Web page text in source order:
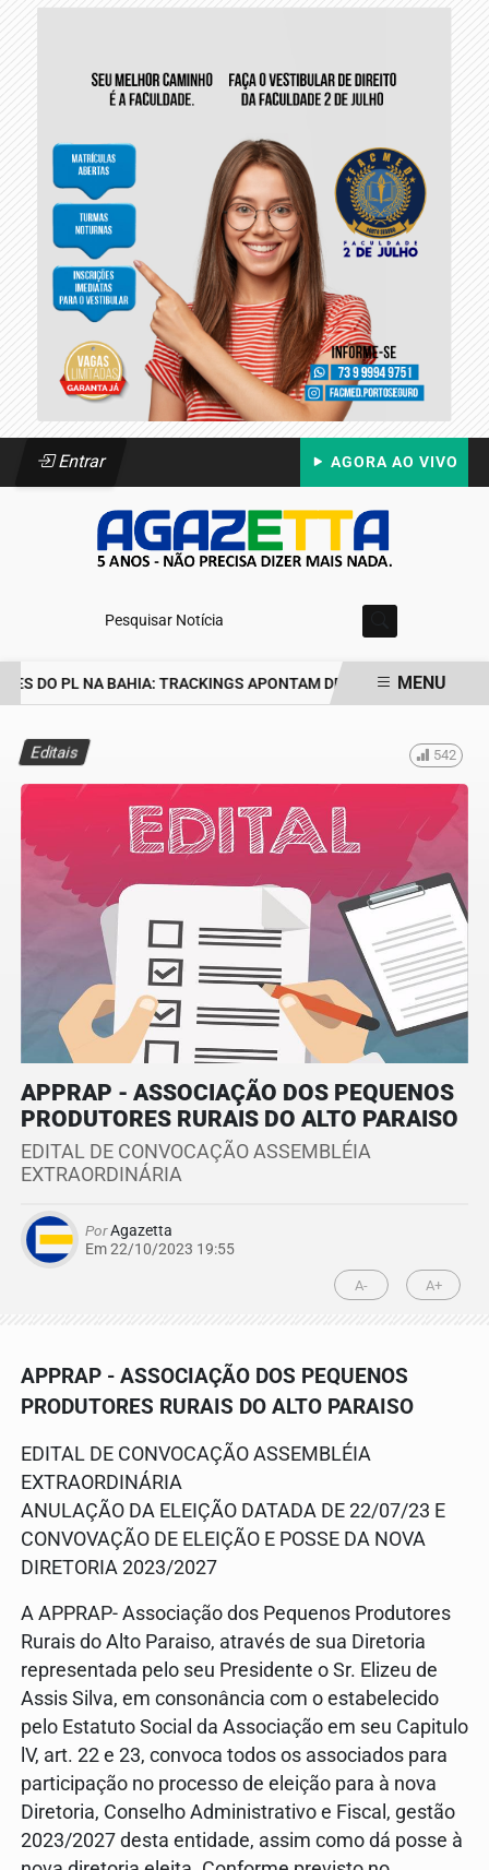
Entrar AGORA AO VIVO
Pesquisar Notícia
DO PL NA BAHIA: TRACKINGS APONTAM DRA. RAISSA SOARES E
MENU
Editais 542
APPRAP - ASSOCIAÇÃO DOS PEQUENOS
PRODUTORES RURAIS DO ALTO PARAISO
EDITAL DE CONVOCAÇÃO ASSEMBLÉIA
EXTRAORDINÁRIA
PorAgazetta
Em 22/10/2023 19:55
A- A+
APPRAP - ASSOCIAÇÃO DOS PEQUENOS
PRODUTORES RURAIS DO ALTO PARAISO
EDITAL DE CONVOCAÇÃO ASSEMBLÉIA
EXTRAORDINÁRIA
ANULAÇÃO DA ELEIÇÃO DATADA DE 22/07/23 E
CONVOVAÇÃO DE ELEIÇÃO E POSSE DA NOVA
DIRETORIA 2023/2027
A APPRAP- Associação dos Pequenos Produtores
Rurais do Alto Paraiso, através de sua Diretoria
representada pelo seu Presidente o Sr. Elizeu de
Assis Silva, em consonância com o estabelecido
pelo Estatuto Social da Associação em seu Capitulo
lV, art. 22 e 23, convoca todos os associados para
participação no processo de eleição para à nova
Diretoria, Conselho Administrativo e Fiscal, gestão
2023/2027 desta entidade, assim como dá posse à